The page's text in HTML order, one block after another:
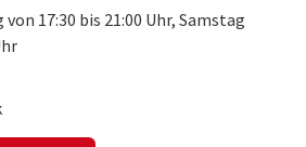
von 17:30 bis 21:00 Uhr, Samstag